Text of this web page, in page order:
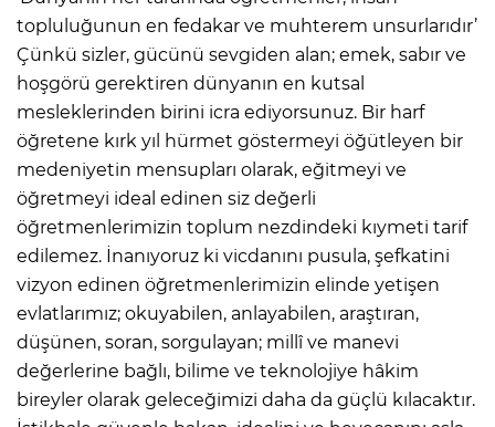
topluluğunun en fedakar ve muhterem unsurlarıdır’
Çünkü sizler, gücünü sevgiden alan; emek, sabır ve
hoşgörü gerektiren dünyanın en kutsal
mesleklerinden birini icra ediyorsunuz. Bir harf
öğretene kırk yıl hürmet göstermeyi öğütleyen bir
medeniyetin mensupları olarak, eğitmeyi ve
öğretmeyi ideal edinen siz değerli
öğretmenlerimizin toplum nezdindeki kıymeti tarif
edilemez. İnanıyoruz ki vicdanını pusula, şefkatini
vizyon edinen öğretmenlerimizin elinde yetişen
evlatlarımız; okuyabilen, anlayabilen, araştıran,
düşünen, soran, sorgulayan; millî ve manevi
değerlerine bağlı, bilime ve teknolojiye hâkim
bireyler olarak geleceğimizi daha da güçlü kılacaktır.